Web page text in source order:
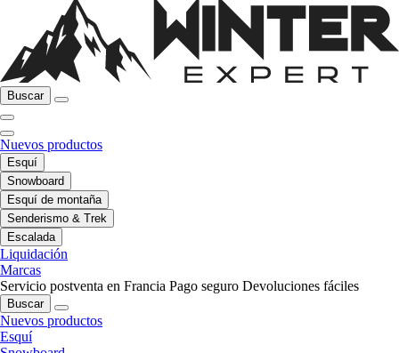
Buscar
Nuevos productos
Esquí
Snowboard
Esquí de montaña
Senderismo & Trek
Escalada
Liquidación
Marcas
Servicio postventa en Francia Pago seguro Devoluciones fáciles
Buscar
Nuevos productos
Esquí